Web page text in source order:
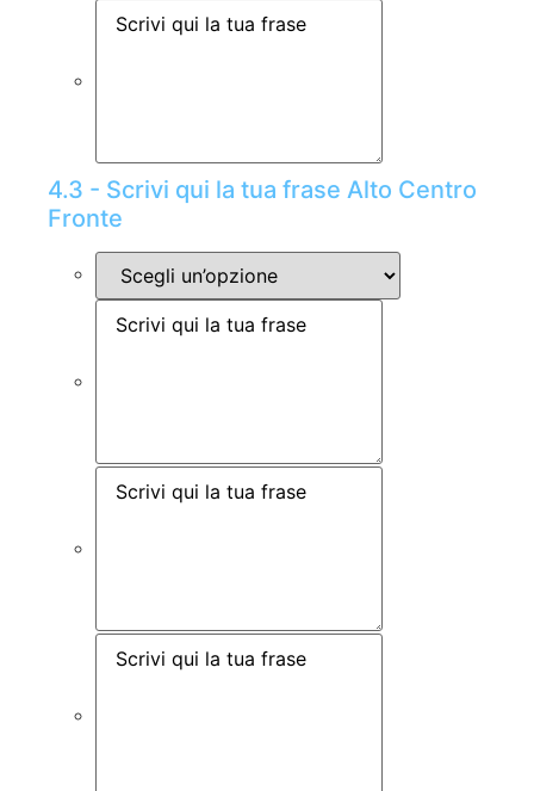
4.3 - Scrivi qui la tua frase Alto Centro
Fronte